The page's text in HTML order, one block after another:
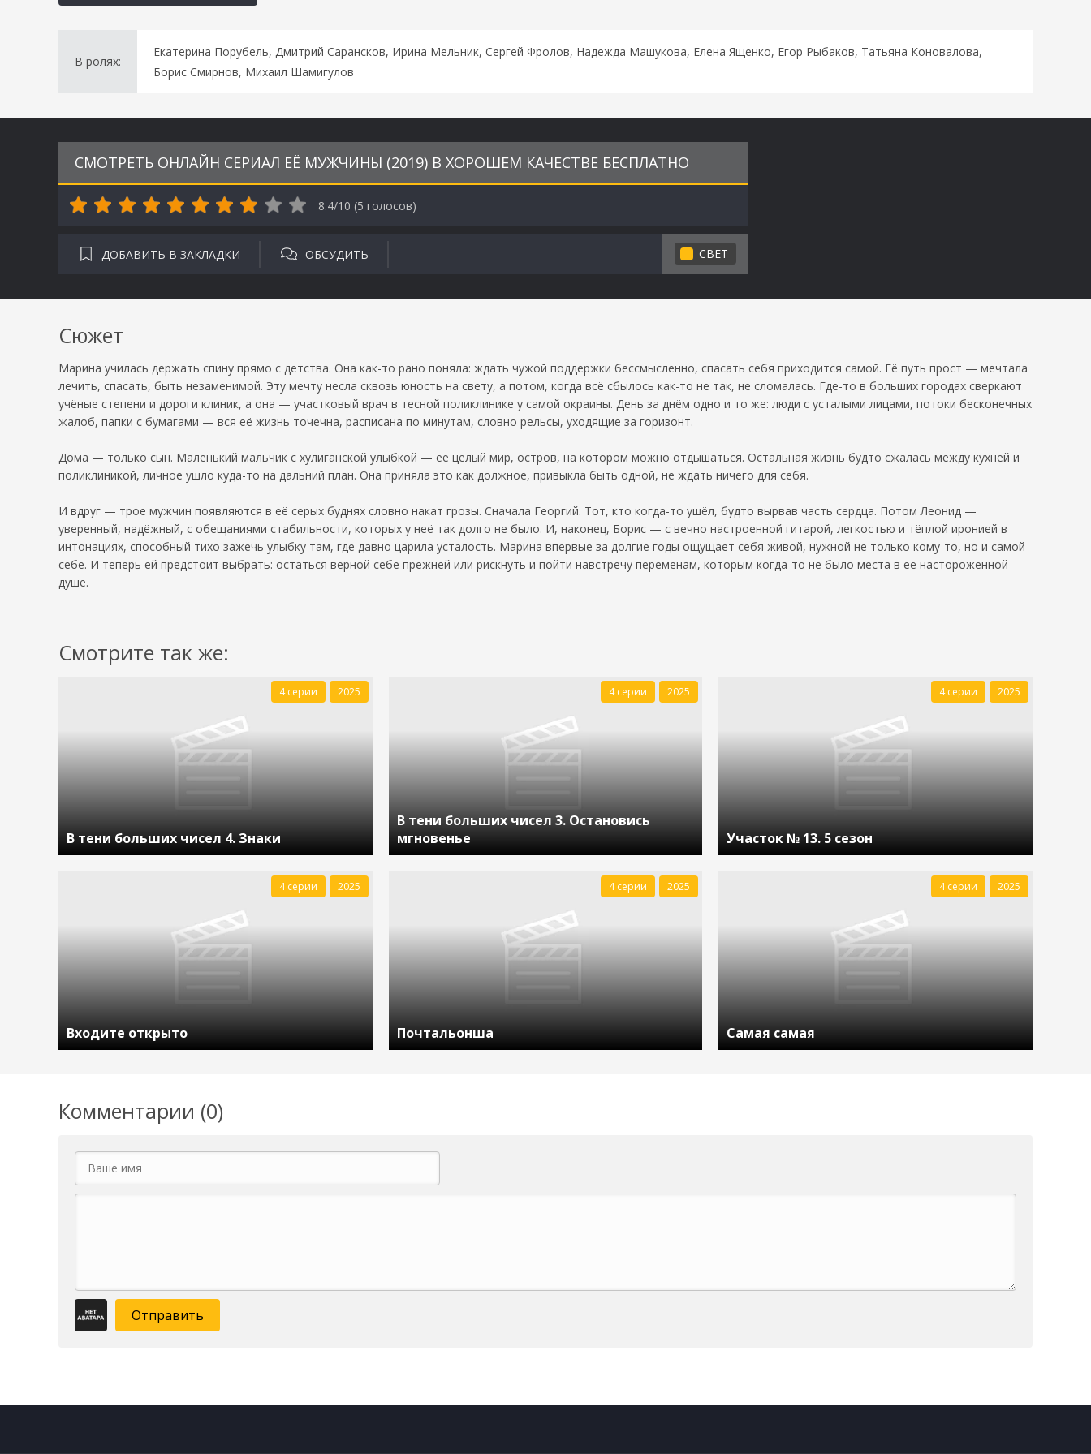
В ролях:
Екатерина Порубель, Дмитрий Сарансков, Ирина Мельник, Сергей Фролов, Надежда Машукова, Елена Ященко, Егор Рыбаков, Татьяна Коновалова,
Борис Смирнов, Михаил Шамигулов
СМОТРЕТЬ ОНЛАЙН СЕРИАЛ ЕЁ МУЖЧИНЫ (2019) В ХОРОШЕМ КАЧЕСТВЕ БЕСПЛАТНО
8.4/10 (5 голосов)
ДОБАВИТЬ В ЗАКЛАДКИ ОБСУДИТЬ СВЕТ
Сюжет
Марина училась держать спину прямо с детства. Она как-то рано поняла: ждать чужой поддержки бессмысленно, спасать себя приходится самой. Её путь прост — мечтала
лечить, спасать, быть незаменимой. Эту мечту несла сквозь юность на свету, а потом, когда всё сбылось как-то не так, не сломалась. Где-то в больших городах сверкают
учёные степени и дороги клиник, а она — участковый врач в тесной поликлинике у самой окраины. День за днём одно и то же: люди с усталыми лицами, потоки бесконечных
жалоб, папки с бумагами — вся её жизнь точечна, расписана по минутам, словно рельсы, уходящие за горизонт.
Дома — только сын. Маленький мальчик с хулиганской улыбкой — её целый мир, остров, на котором можно отдышаться. Остальная жизнь будто сжалась между кухней и
поликлиникой, личное ушло куда-то на дальний план. Она приняла это как должное, привыкла быть одной, не ждать ничего для себя.
И вдруг — трое мужчин появляются в её серых буднях словно накат грозы. Сначала Георгий. Тот, кто когда-то ушёл, будто вырвав часть сердца. Потом Леонид —
уверенный, надёжный, с обещаниями стабильности, которых у неё так долго не было. И, наконец, Борис — с вечно настроенной гитарой, легкостью и тёплой иронией в
интонациях, способный тихо зажечь улыбку там, где давно царила усталость. Марина впервые за долгие годы ощущает себя живой, нужной не только кому-то, но и самой
себе. И теперь ей предстоит выбрать: остаться верной себе прежней или рискнуть и пойти навстречу переменам, которым когда-то не было места в её настороженной
душе.
Смотрите так же:
В тени больших чисел 4. Знаки
4 серии 2025
В тени больших чисел 3. Остановись
мгновенье
4 серии 2025
Участок № 13. 5 сезон
4 серии 2025
Входите открыто
4 серии 2025
Почтальонша
4 серии 2025
Самая самая
4 серии 2025
Комментарии (0)
Отправить